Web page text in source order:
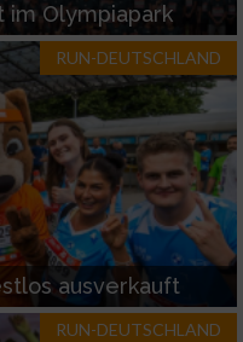
im Olympiapark
RUN-DEUTSCHLAND
ausverkauft
RUN-DEUTSCHLAND